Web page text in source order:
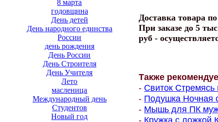
8 марта
годовщина
День детей
День народного единства
России
день рождения
День России
День Строителя
День Учителя
Лето
масленица
Международный день
Студентов
Новый год
Доставка товара
При заказе до 5
руб -
Также
- Свиток
- Подушка Ночная
- Мышь для ПК
- Кружка с ложкой